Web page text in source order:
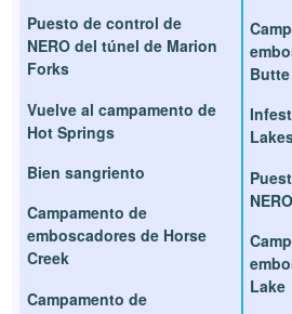
Puesto de control de
NERO del túnel de Marion
Forks
Vuelve al campamento de
Hot Springs
Bien sangriento
Campamento de
emboscadores de Horse
Creek
Campamento de
Butte
Lake